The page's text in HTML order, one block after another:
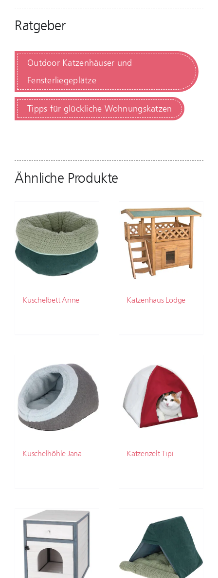
Ratgeber
Outdoor Katzenhäuser und
Fensterliegeplätze
Tipps für glückliche Wohnungskatzen
Ähnliche Produkte
Kuschelbett Anne Katzenhaus Lodge
Kuschelhöhle Jana Katzenzelt Tipi